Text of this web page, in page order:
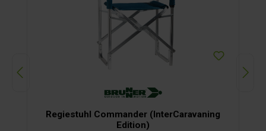
Regiestuhl Commander (InterCaravaning
Edition)